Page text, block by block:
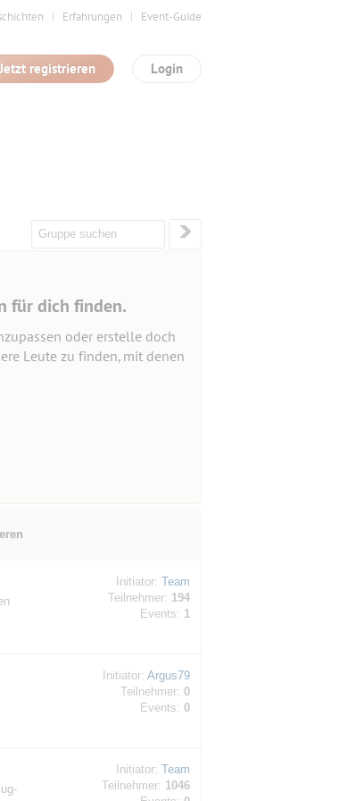
Erfahrungen Event-Guide
Login
Jetzt registrieren
für dich finden.
oder erstelle doch
Leute zu finden, mit denen
Initiator: Team
Teilnehmer: 194
Events: 1
Initiator: Argus79
Teilnehmer: 0
Events: 0
Initiator: Team
Teilnehmer: 1046